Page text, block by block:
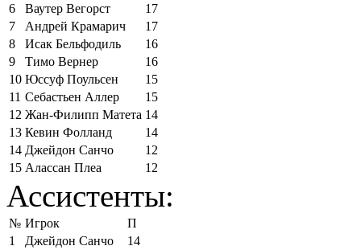
6
Ваутер Вегорст
17
7
Андрей Крамарич
17
8
Исак Бельфодиль
16
9
Тимо Вернер
16
10 Юссуф Поульсен
15
11 Себастьен Аллер
15
12 Жан-Филипп Матета 14
13 Кевин Фолланд
14
14 Джейдон Санчо
12
15 Алассан Плеа 12
Ассистенты:
№ Игрок
П
1
Джейдон Санчо
14